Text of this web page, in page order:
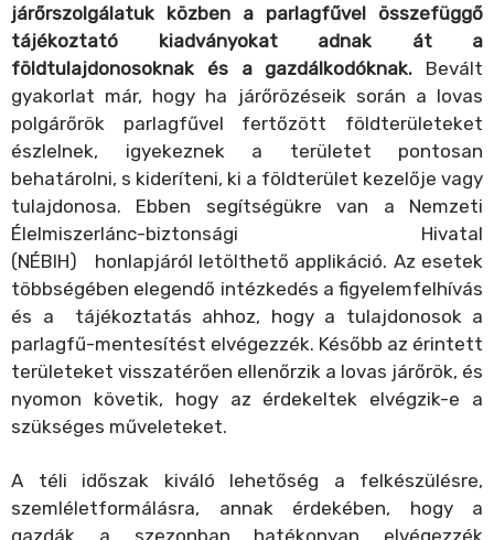
járőrszolgálatuk közben a parlagfűvel összefüggő
tájékoztató kiadványokat adnak át a
földtulajdonosoknak és a gazdálkodóknak. Bevált
gyakorlat már, hogy ha járőrözéseik során a lovas
polgárőrök parlagfűvel fertőzött földterületeket
észlelnek, igyekeznek a területet pontosan
behatárolni, s kideríteni, ki a földterület kezelője vagy
tulajdonosa. Ebben segítségükre van a Nemzeti
Élelmiszerlánc-biztonsági Hivatal
(NÉBIH)
honlapjáról letölthető applikáció. Az esetek
többségében elegendő intézkedés a figyelemfelhívás
és a tájékoztatás ahhoz, hogy a tulajdonosok a
parlagfű-mentesítést elvégezzék. Később az érintett
területeket visszatérően ellenőrzik a lovas járőrök, és
nyomon követik, hogy az érdekeltek elvégzik-e a
szükséges műveleteket.
A téli időszak kiváló lehetőség a felkészülésre,
szemléletformálásra, annak érdekében, hogy a
gazdák a szezonban hatékonyan elvégezzék